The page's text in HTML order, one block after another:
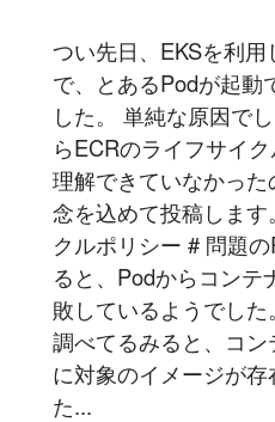
つい先日、EKSを利
で、とあるPodが起動
した。 単純な原因で
らECRのライフサイ
理解できていなかっ
念を込めて投稿しま
クルポリシー # 問題
ると、Podからコンテ
敗しているようでし
調べてるみると、コ
に対象のイメージが
た...